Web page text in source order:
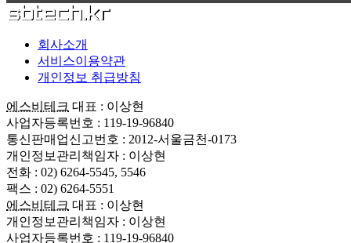
회사소개
서비스이용약관
개인정보 취급방침
에스비테크 대표 : 이상현
사업자등록번호 : 119-19-96840
통신판매업신고번호 : 2012-서울금천-0173
개인정보관리책임자 : 이상현
전화 : 02) 6264-5545, 5546
팩스 : 02) 6264-5551
에스비테크 대표 : 이상현
개인정보관리책임자 : 이상현
사업자등록번호 : 119-19-96840